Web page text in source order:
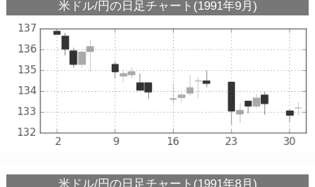
米ドル/円の日足チャート(1991年9月)
米ドル/円の日足チャート(1991年8月)